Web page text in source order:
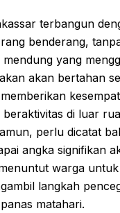
terbangun
benderang,
yang
akan bertahan
di luar
perlu dicatat
angka signifikan
warga
langkah
matahari.